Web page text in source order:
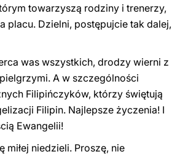
towarzyszą rodziny i trenerzy,
placu. Dzielni, postępujcie tak dalej,
was wszystkich, drodzy wierni z
A w szczególności
Filipińczyków, którzy świętują
Filipin. Najlepsze życzenia! I
Ewangelii!
miłej niedzieli. Proszę, nie